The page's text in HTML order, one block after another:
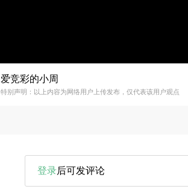
爱竞彩的小周
特别声明：以上内容为网络用户上传发布，仅代表该用户观点
登录后可发评论